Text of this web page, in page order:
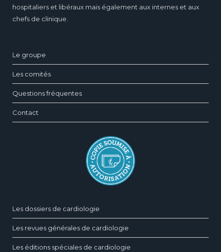
hospitaliers et libéraux mais également aux internes et aux
chefs de clinique.
Le groupe
Les comités
Questions fréquentes
Contact
Les dossiers de cardiologie
Les revues générales de cardiologie
Les éditions spéciales de cardiologie